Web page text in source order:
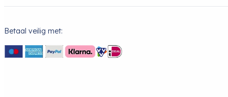
Betaal veilig met: